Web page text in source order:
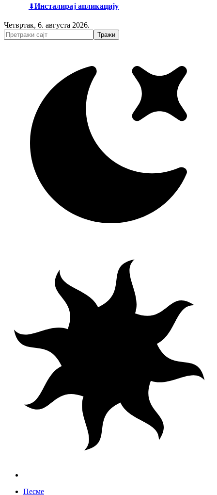
Инсталирај апликацију
Четвртак, 6. августа 2026.
Песме